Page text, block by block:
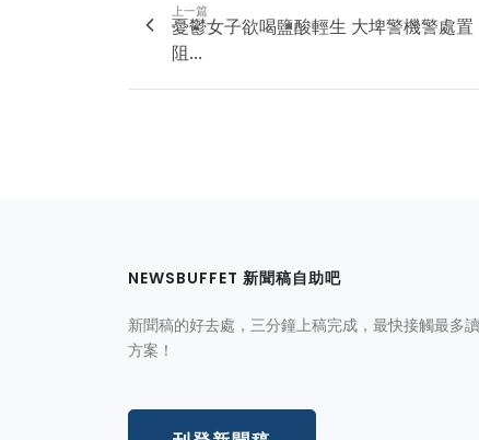
上一篇
憂鬱女子欲喝鹽酸輕生 大埤警機警處置
阻...
NEWSBUFFET 新聞稿自助吧
新聞稿的好去處，三分鐘上稿完成，最快接觸最多
方案！